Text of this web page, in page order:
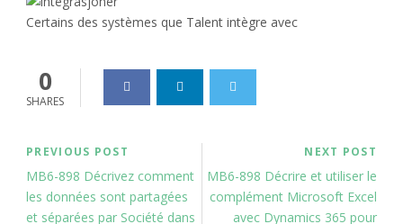
Certains des systèmes que Talent intègre avec
0
SHARES
PREVIOUS POST
MB6-898 Décrivez comment
les données sont partagées
et séparées par Société dans
NEXT POST
MB6-898 Décrire et utiliser le
complément Microsoft Excel
avec Dynamics 365 pour